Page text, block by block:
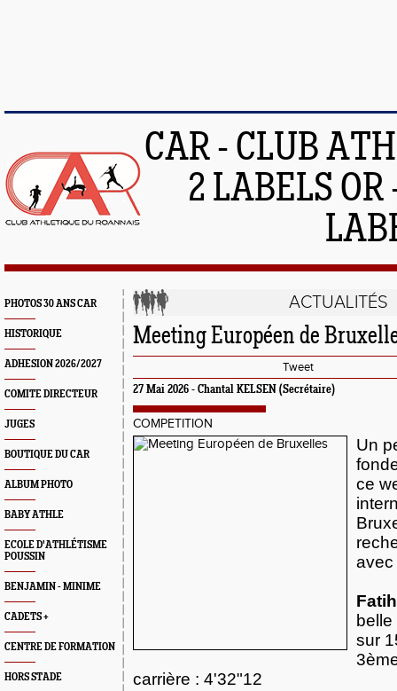
CAR - CLUB
2 LABELS
PHOTOS 30 ANS CAR
HISTORIQUE
ADHESION 2026/2027
COMITE DIRECTEUR
JUGES
BOUTIQUE DU CAR
ALBUM PHOTO
BABY ATHLE
ECOLE D'ATHLÉTISME
POUSSIN
BENJAMIN - MINIME
CADETS +
CENTRE DE FORMATION
HORS STADE
ACTUALITÉS
Meeting Européen de
Tweet
27 Mai 2026 - Chantal KELSEN (Secrétaire)
COMPETITION
Un
ce
avec
sur
carrière : 4'32"12